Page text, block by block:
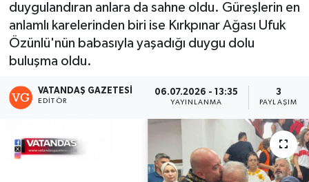
duygulandıran anlara da sahne oldu. Güreşlerin en
anlamlı karelerinden biri ise Kırkpınar Ağası Ufuk
Özünlü'nün babasıyla yaşadığı duygu dolu
buluşma oldu.
VATANDAŞ GAZETESI
EDITÖR
06.07.2026 - 13:35
YAYINLANMA
3
PAYLAŞIM